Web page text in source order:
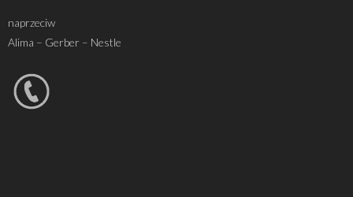
naprzeciw
Alima – Gerber – Nestle